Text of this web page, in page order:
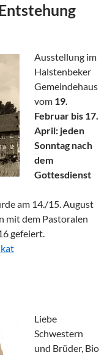
Ausstellung im
Halstenbeker
Gemeindehaus
vom 19.
Februar bis 17.
April: jeden
Sonntag nach
dem
Gottesdienst
am 14./15. August
mit dem Pastoralen
gefeiert.
Liebe
Schwestern
und Brüder, Bio